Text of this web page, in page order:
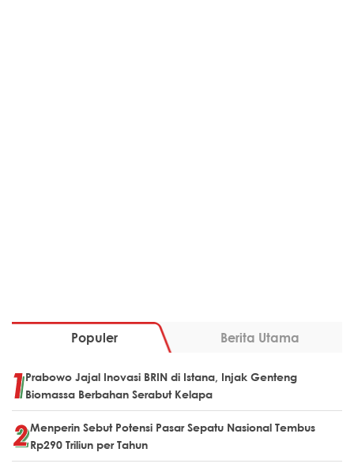
Populer Berita Utama
Prabowo Jajal Inovasi BRIN di Istana, Injak Genteng
Biomassa Berbahan Serabut Kelapa
Menperin Sebut Potensi Pasar Sepatu Nasional Tembus
Rp290 Triliun per Tahun